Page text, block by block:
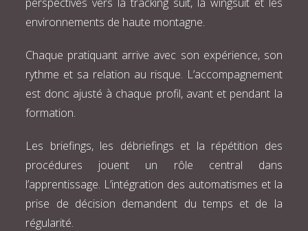
environnements de haute montagne.
Chaque pratiquant arrive avec son expérience, son
rythme et sa relation au risque. L’accompagnement
est donc ajusté à chaque profil, avant et pendant la
formation.
Les briefings, les débriefings et la répétition des
procédures jouent un rôle central dans
l’apprentissage. L’intégration des automatismes et la
prise de décision demandent du temps et de la
régularité.